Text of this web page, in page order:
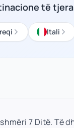
të tjera
Itali
7 Ditë. Të